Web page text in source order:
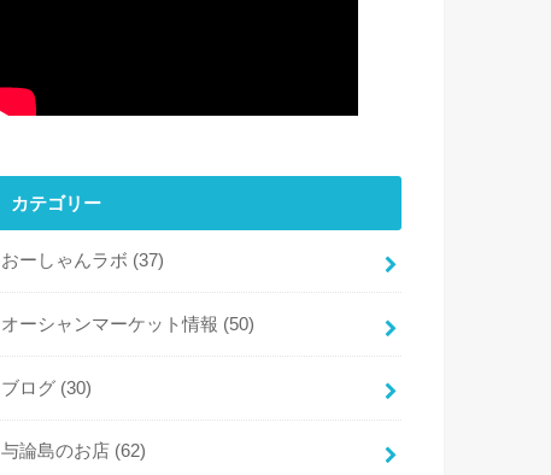
カテゴリー
おーしゃんラボ (37)
オーシャンマーケット情報 (50)
ブログ (30)
与論島のお店 (62)